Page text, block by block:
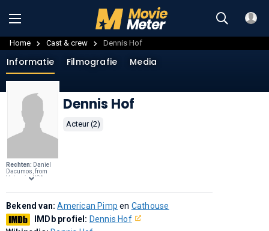
Home Cast & crew Dennis Hof
Rechten: Daniel
Dacumos, from
Valencia, USA,
Flickr.,CC BY-SA
Commons.
Informatie Filmografie Media
Dennis Hof
Acteur (2)
Bekend van:American Pimp en Cathouse
IMDb profiel: Dennis Hof